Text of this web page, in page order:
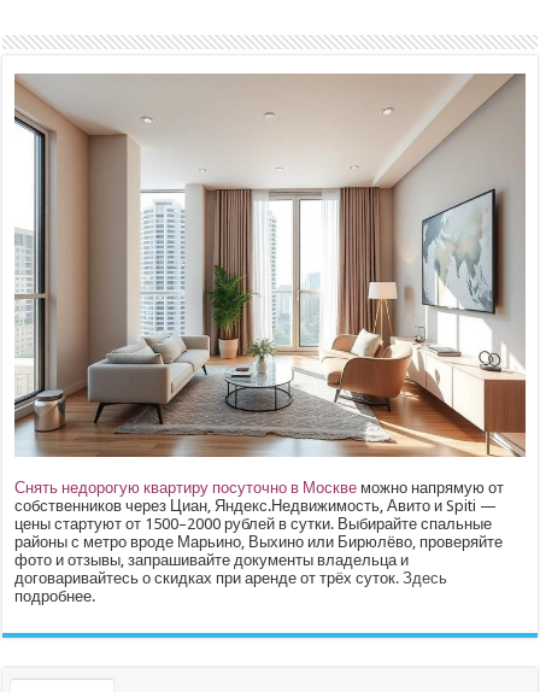
Снять недорогую квартиру посуточно в Москве можно напрямую от
собственников через Циан, Яндекс.Недвижимость, Авито и Spiti —
цены стартуют от 1500–2000 рублей в сутки. Выбирайте спальные
районы с метро вроде Марьино, Выхино или Бирюлёво, проверяйте
фото и отзывы, запрашивайте документы владельца и
договаривайтесь о скидках при аренде от трёх суток.Здесь
подробнее.